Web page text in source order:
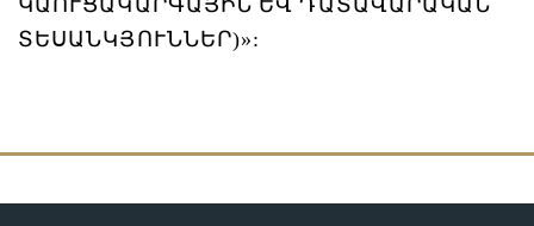
ԿԱՈՒՑԱԿԱՐԳԱՅԻՆ ԵՎ ԴԱՏԱՎԱՐԱԿԱՆ
ՏԵՍԱՆԿՅՈՒՆՆԵՐ)»: